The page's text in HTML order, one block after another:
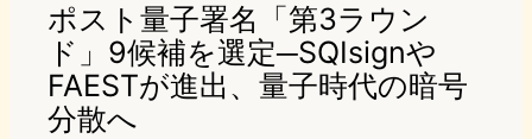
ポスト量子署名「第3ラウン
ド」9候補を選定─SQIsignや
FAESTが進出、量子時代の暗号
分散へ